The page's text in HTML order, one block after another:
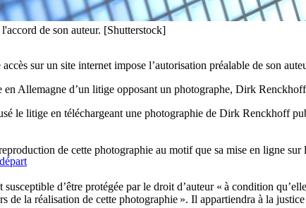
de son auteur. [Shutterstock]
sur un site internet impose l’autorisation préalable de son
Allemagne d’un litige opposant un photographe, Dirk
le litige en téléchargeant une photographie de Dirk Renckhoff
de cette photographie au motif que sa mise en ligne
d’être protégée par le droit d’auteur « à condition
de la réalisation de cette photographie ». Il appartiendra à la